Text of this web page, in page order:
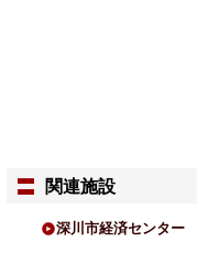
関連施設
深川市経済センター